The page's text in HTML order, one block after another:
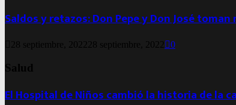
Saldos y retazos: Don Pepe y Don José
28 septiembre, 2022 28 septiembre, 2022 0
Salud
El Hospital de Niños cambió la historia de la